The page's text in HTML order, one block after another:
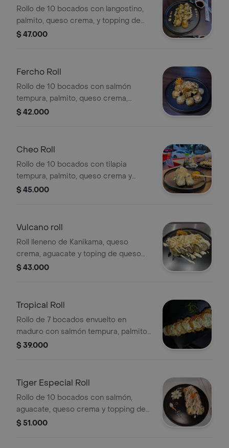
Rollo de 10 bocados con langostino,
palmito, queso crema, y topping de
camarón crocante en salsa dragón.
$ 47.000
Fercho Roll
Rollo de 10 bocados con salmón
tempura, palmito, queso crema,
aguacate y topping de vegetales
$ 42.000
Cheo Roll
Rollo de 10 bocados con tilapia
tempura, palmito, queso crema y
topping de palmito en salsa dragón.
$ 45.000
Vulcano roll
Roll lleneno de Kanikama, queso
crema, aguacate y toping de queso
crema gratinado con pescado blanco
$ 43.000
Tropical Roll
Rollo de 7 bocados envuelto en
maduro con salmón tempura, palmito,
queso crema, aguacate y topping de
$ 39.000
Tiger Especial Roll
Rollo de 10 bocados con salmón,
aguacate, queso crema y topping de
ensalada yumi, cubierto con tempura
$ 51.000